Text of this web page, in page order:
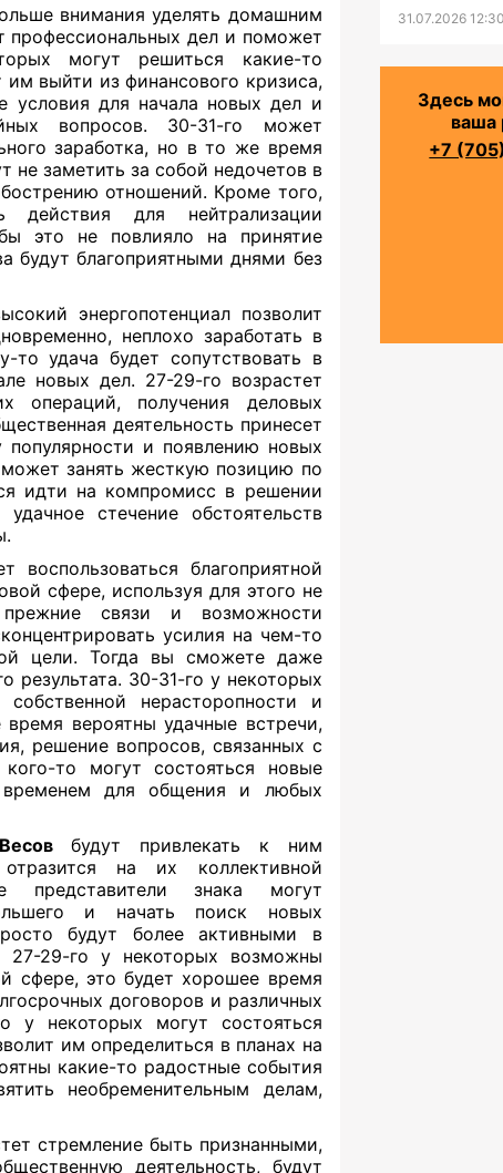
внимания уделять домашним
профессиональных дел и поможет
могут решиться какие-то
выйти из финансового кризиса,
условия для начала новых дел и
вопросов. 30-31-го может
заработка, но в то же время
не заметить за собой недочетов в
отношений. Кроме того,
действия для нейтрализации
это не повлияло на принятие
будут благоприятными днями без
энергопотенциал позволит
неплохо заработать в
то удача будет сопутствовать в
новых дел. 27-29-го возрастет
операций, получения деловых
деятельность принесет
и появлению новых
занять жесткую позицию по
идти на компромисс в решении
стечение обстоятельств
благоприятной
сфере, используя для этого не
связи и возможности
усилия на чем-то
цели. Тогда вы сможете даже
результата. 30-31-го у некоторых
нерасторопности и
вероятны удачные встречи,
решение вопросов, связанных с
то могут состояться новые
для общения и любых
Весовбудут привлекать к ним
на их коллективной
представители знака могут
и начать поиск новых
будут более активными в
27-29-го у некоторых возможны
сфере, это будет хорошее время
договоров и различных
у некоторых могут состояться
им определиться в планах на
какие-то радостные события
необременительным делам,
стремление быть признанными,
деятельность, будут
31.07.2026 12:30
Здесь
ваша
+7